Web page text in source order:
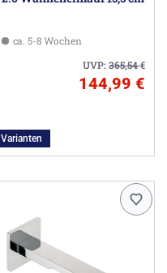
ca. 5-8 Wochen
UVP:365,54€
144,99 €
Varianten